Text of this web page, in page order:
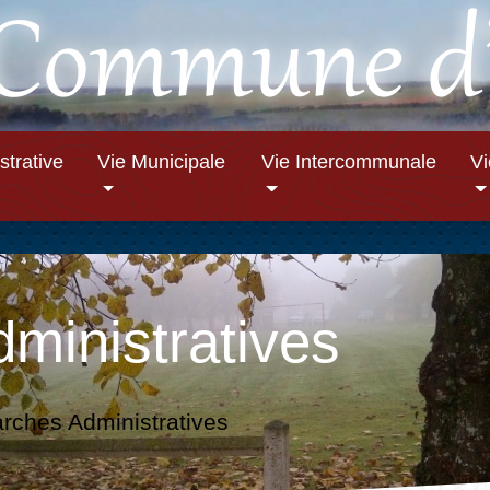
Vie Municipale Vie Intercommunale
Administratives